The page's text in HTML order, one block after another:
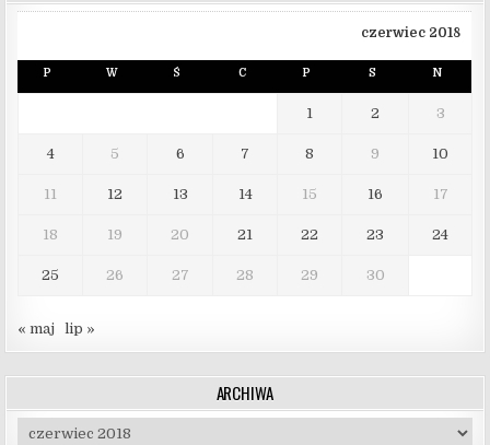
czerwiec 2018
P W Ś C P S N
1 2 3
4 5 6 7 8 9 10
11 12 13 14 15 16 17
18 19 20 21 22 23 24
25 26 27 28 29 30
« maj lip »
ARCHIWA